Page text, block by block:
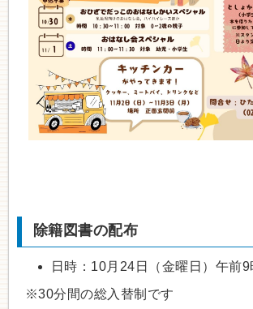
除籍図書の配布
日時：10月24日（金曜日）午前
※30分間の総入替制です